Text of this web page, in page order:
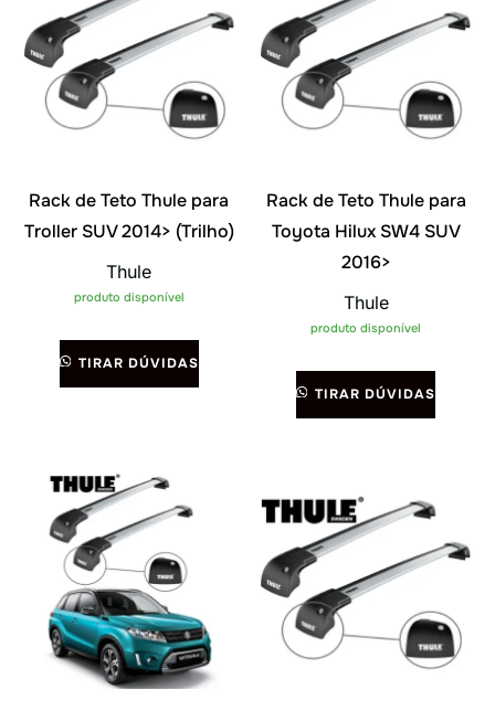
Rack de Teto Thule para
Troller SUV 2014> (Trilho)
Thule
produto disponível
TIRAR DÚVIDAS
Rack de Teto Thule para
Toyota Hilux SW4 SUV
2016>
Thule
produto disponível
TIRAR DÚVIDAS